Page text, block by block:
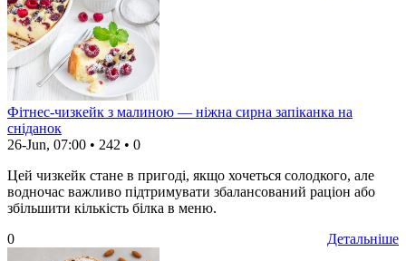
Фітнес-чизкейк з малиною — ніжна сирна запіканка на
сніданок
26-Jun, 07:00 • 242 • 0
Цей чизкейк стане в пригоді, якщо хочеться солодкого, але
водночас важливо підтримувати збалансований раціон або
збільшити кількість білка в меню.
Детальніше
0